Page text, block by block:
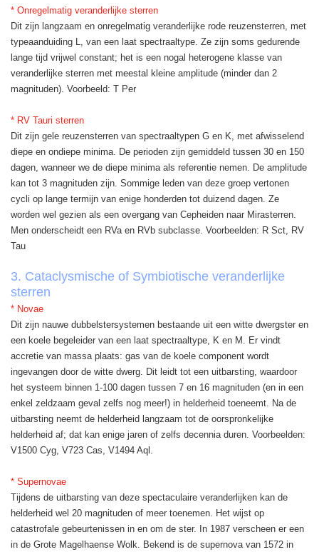
* Onregelmatig veranderlijke sterren
Dit zijn langzaam en onregelmatig veranderlijke rode reuzensterren, met
typeaanduiding L, van een laat spectraaltype. Ze zijn soms gedurende
lange tijd vrijwel constant; het is een nogal heterogene klasse van
veranderlijke sterren met meestal kleine amplitude (minder dan 2
magnituden). Voorbeeld: T Per
* RV Tauri sterren
Dit zijn gele reuzensterren van spectraaltypen G en K, met afwisselend
diepe en ondiepe minima. De perioden zijn gemiddeld tussen 30 en 150
dagen, wanneer we de diepe minima als referentie nemen. De amplitude
kan tot 3 magnituden zijn. Sommige leden van deze groep vertonen
cycli op lange termijn van enige honderden tot duizend dagen. Ze
worden wel gezien als een overgang van Cepheiden naar Mirasterren.
Men onderscheidt een RVa en RVb subclasse. Voorbeelden: R Sct, RV
Tau
3. Cataclysmische of Symbiotische veranderlijke
sterren
* Novae
Dit zijn nauwe dubbelstersystemen bestaande uit een witte dwergster en
een koele begeleider van een laat spectraaltype, K en M. Er vindt
accretie van massa plaats: gas van de koele component wordt
ingevangen door de witte dwerg. Dit leidt tot een uitbarsting, waardoor
het systeem binnen 1-100 dagen tussen 7 en 16 magnituden (en in een
enkel zeldzaam geval zelfs nog meer!) in helderheid toeneemt. Na de
uitbarsting neemt de helderheid langzaam tot de oorspronkelijke
helderheid af; dat kan enige jaren of zelfs decennia duren. Voorbeelden:
V1500 Cyg, V723 Cas, V1494 Aql.
* Supernovae
Tijdens de uitbarsting van deze spectaculaire veranderlijken kan de
helderheid wel 20 magnituden of meer toenemen. Het wijst op
catastrofale gebeurtenissen in en om de ster. In 1987 verscheen er een
in de Grote Magelhaense Wolk. Bekend is de supernova van 1572 in